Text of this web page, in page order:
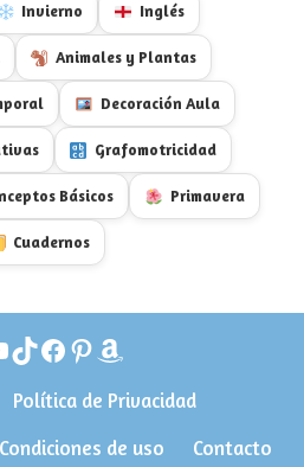
Invierno Inglés
Animales y Plantas
Decoración Aula
Grafomotricidad
Básicos Primavera
Cuadernos
TikTok
Facebook
Pinterest
Amazon
Política de Privacidad
Condiciones de uso Contacto